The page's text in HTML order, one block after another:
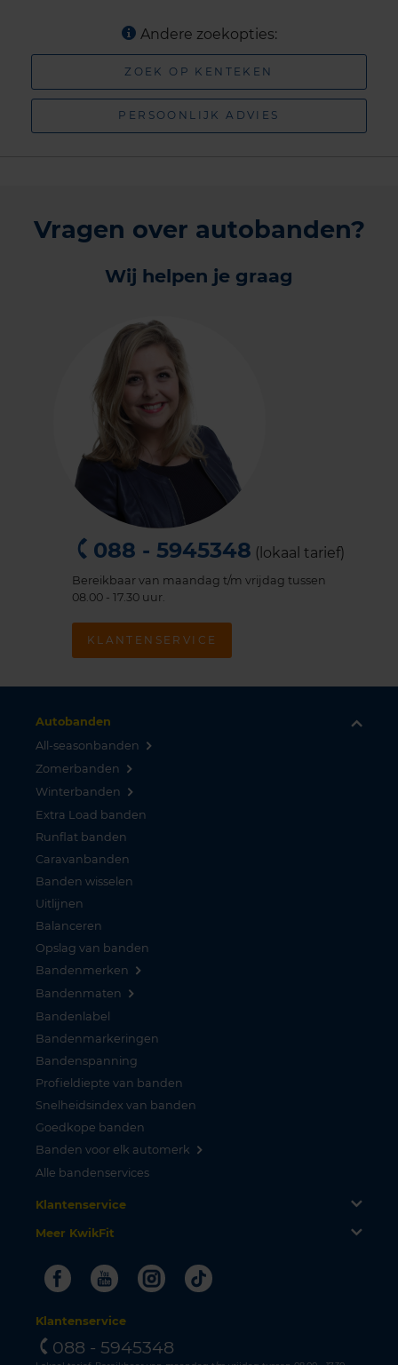
Andere zoekopties:
ZOEK OP KENTEKEN
PERSOONLIJK ADVIES
Vragen over autobanden?
Wij helpen je graag
088 - 5945348 (lokaal tarief)
Bereikbaar van maandag t/m vrijdag tussen
08.00 - 17.30 uur.
KLANTENSERVICE
Autobanden
All-seasonbanden
Zomerbanden
Winterbanden
Extra Load banden
Runflat banden
Caravanbanden
Banden wisselen
Uitlijnen
Balanceren
Opslag van banden
Bandenmerken
Bandenmaten
Bandenlabel
Bandenmarkeringen
Bandenspanning
Profieldiepte van banden
Snelheidsindex van banden
Goedkope banden
Banden voor elk automerk
Alle bandenservices
Klantenservice
Meer KwikFit
FacebookYoutubeInstagram
Tiktok
Klantenservice
088 - 5945348